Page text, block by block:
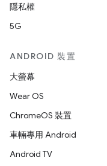
隱私權
5G
ANDROID 裝置
大螢幕
Wear OS
ChromeOS 裝置
車輛專用 Android
Android TV